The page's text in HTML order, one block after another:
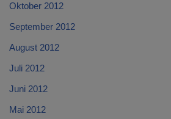
Oktober 2012
September 2012
August 2012
Juli 2012
Juni 2012
Mai 2012